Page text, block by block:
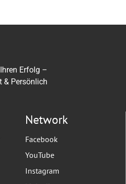
Erfolg –
& Persönlich
Network
Facebook
YouTube
Instagram